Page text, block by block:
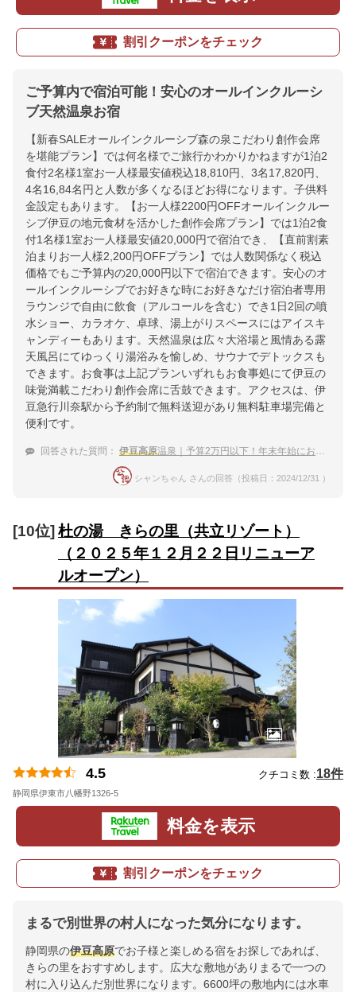
割引クーポンをチェック
ご予算内で宿泊可能！安心のオールインクルーシ
ブ天然温泉お宿
【新春SALEオールインクルーシブ森の泉こだわり創作会席
を堪能プラン】では何名様でご旅行かわかりかねますが1泊2
食付2名様1室お一人様最安値税込18,810円、3名17,820円、
4名16,84名円と人数が多くなるほどお得になります。子供料
金設定もあります。【お一人様2200円OFFオールインクルー
シブ伊豆の地元食材を活かした創作会席プラン】では1泊2食
付1名様1室お一人様最安値20,000円で宿泊でき、【直前割素
泊まりお一人様2,200円OFFプラン】では人数関係なく税込
価格でもご予算内の20,000円以下で宿泊できます。安心のオ
ールインクルーシブでお好きな時にお好きなだけ宿泊者専用
ラウンジで自由に飲食（アルコールを含む）でき1日2回の噴
水ショー、カラオケ、卓球、湯上がりスペースにはアイスキ
ャンディーもあります。天然温泉は広々大浴場と風情ある露
天風呂にてゆっくり湯浴みを愉しめ、サウナでデトックスも
できます。お食事は上記プランいずれもお食事処にて伊豆の
味覚満載こだわり創作会席に舌鼓できます。アクセスは、伊
豆急行川奈駅から予約制で無料送迎があり無料駐車場完備と
便利です。
回答された質問： 伊豆高原温泉｜予算2万円以下！年末年始におすすめの安い宿は？
シャンちゃん さんの回答（投稿日：2024/12/31 ）
[10位] 杜の湯 きらの里（共立リゾート）
（２０２５年１２月２２日リニューア
ルオープン）
4.5 クチコミ数 :18件
静岡県伊東市八幡野1326-5
料金を表示
割引クーポンをチェック
まるで別世界の村人になった気分になります。
静岡県の伊豆高原でお子様と楽しめる宿をお探しであれば、
きらの里をおすすめします。広大な敷地がありまるで一つの
村に入り込んだ別世界になります。6600坪の敷地内には水車